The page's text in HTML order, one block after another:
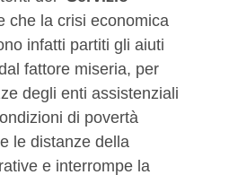
che la crisi economica
infatti partiti gli aiuti
fattore miseria, per
degli enti assistenziali
di povertà
le distanze della
e interrompe la